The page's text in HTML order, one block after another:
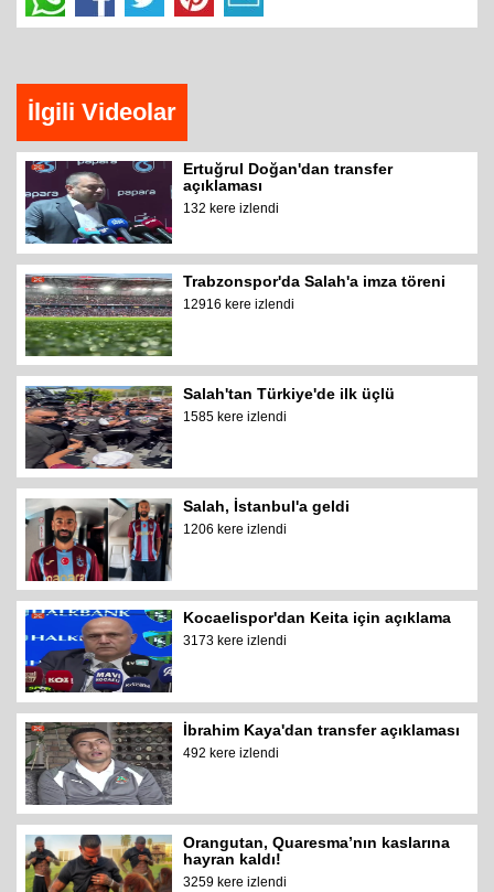
İlgili Videolar
Ertuğrul Doğan'dan transfer
açıklaması
132 kere izlendi
Trabzonspor'da Salah'a imza töreni
12916 kere izlendi
Salah'tan Türkiye'de ilk üçlü
1585 kere izlendi
Salah, İstanbul'a geldi
1206 kere izlendi
Kocaelispor'dan Keita için açıklama
3173 kere izlendi
İbrahim Kaya'dan transfer açıklaması
492 kere izlendi
Orangutan, Quaresma’nın kaslarına
hayran kaldı!
3259 kere izlendi